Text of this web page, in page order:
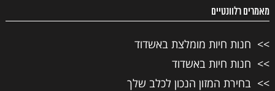
מאמרים רלוונטיים
חנות חיות מומלצת באשדוד
חנות חיות באשדוד
בחירת המזון הנכון לכלב שלך